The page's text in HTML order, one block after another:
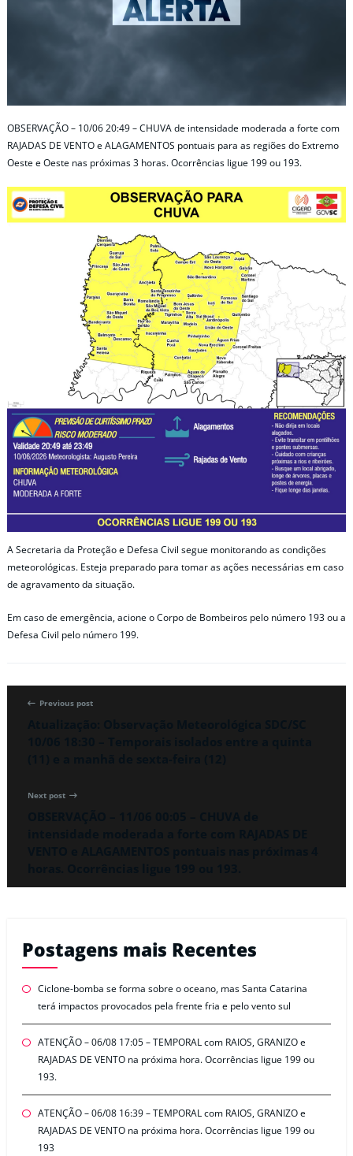
OBSERVAÇÃO – 10/06 20:49 – CHUVA de intensidade moderada a forte com
RAJADAS DE VENTO e ALAGAMENTOS pontuais para as regiões do Extremo
Oeste e Oeste nas próximas 3 horas. Ocorrências ligue 199 ou 193.
A Secretaria da Proteção e Defesa Civil segue monitorando as condições
meteorológicas. Esteja preparado para tomar as ações necessárias em caso
de agravamento da situação.
Em caso de emergência, acione o Corpo de Bombeiros pelo número 193 ou a
Defesa Civil pelo número 199.
Previous post
Next post
Postagens mais Recentes
Ciclone-bomba se forma sobre o oceano, mas Santa Catarina
terá impactos provocados pela frente fria e pelo vento sul
ATENÇÃO – 06/08 17:05 – TEMPORAL com RAIOS, GRANIZO e
RAJADAS DE VENTO na próxima hora. Ocorrências ligue 199 ou
193.
ATENÇÃO – 06/08 16:39 – TEMPORAL com RAIOS, GRANIZO e
RAJADAS DE VENTO na próxima hora. Ocorrências ligue 199 ou
193